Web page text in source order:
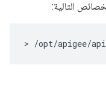
التالية:
> /opt/apigee/